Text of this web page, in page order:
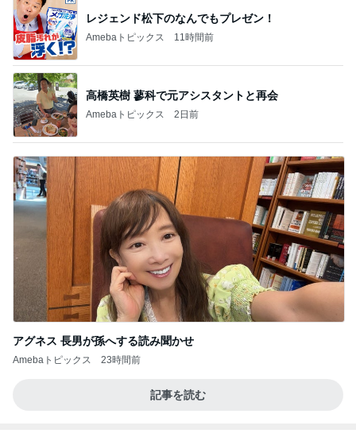
レジェンド松下のなんでもプレゼン！
Amebaトピックス 11時間前
高橋英樹 蓼科で元アシスタントと再会
Amebaトピックス 2日前
アグネス 長男が孫へする読み聞かせ
Amebaトピックス 23時間前
記事を読む